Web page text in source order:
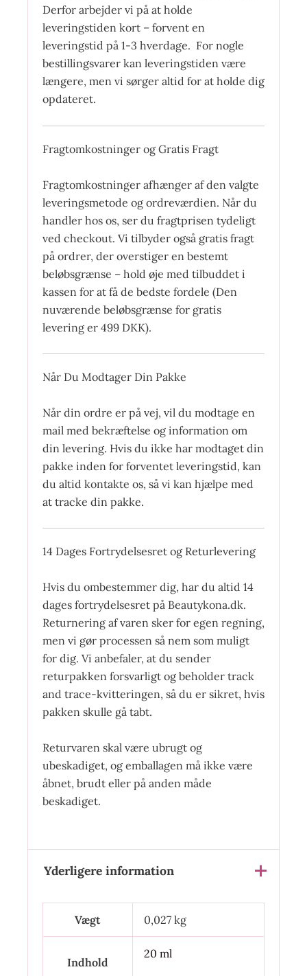
Derfor arbejder vi på at holde
leveringstiden kort – forvent en
leveringstid på 1-3 hverdage. For nogle
bestillingsvarer kan leveringstiden være
længere, men vi sørger altid for at holde dig
opdateret.
Fragtomkostninger og Gratis Fragt
Fragtomkostninger afhænger af den valgte
leveringsmetode og ordreværdien. Når du
handler hos os, ser du fragtprisen tydeligt
ved checkout. Vi tilbyder også gratis fragt
på ordrer, der overstiger en bestemt
beløbsgrænse – hold øje med tilbuddet i
kassen for at få de bedste fordele (Den
nuværende beløbsgrænse for gratis
levering er 499 DKK).
Når Du Modtager Din Pakke
Når din ordre er på vej, vil du modtage en
mail med bekræftelse og information om
din levering. Hvis du ikke har modtaget din
pakke inden for forventet leveringstid, kan
du altid kontakte os, så vi kan hjælpe med
at tracke din pakke.
14 Dages Fortrydelsesret og Returlevering
Hvis du ombestemmer dig, har du altid 14
dages fortrydelsesret på Beautykona.dk.
Returnering af varen sker for egen regning,
men vi gør processen så nem som muligt
for dig. Vi anbefaler, at du sender
returpakken forsvarligt og beholder track
and trace-kvitteringen, så du er sikret, hvis
pakken skulle gå tabt.
Returvaren skal være ubrugt og
ubeskadiget, og emballagen må ikke være
åbnet, brudt eller på anden måde
beskadiget.
Yderligere information
Vægt 0,027 kg
Indhold
20 ml